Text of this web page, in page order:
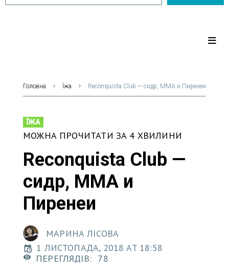
Головна Їжа Reconquista Club — сидр, ММА и Пиренеи
ЇЖА
МОЖНА ПРОЧИТАТИ ЗА 4 ХВИЛИНИ
Reconquista Club —
сидр, ММА и
Пиренеи
МАРИНА ЛІСОВА
1 ЛИСТОПАДА, 2018 AT 18:58
ПЕРЕГЛЯДІВ: 78